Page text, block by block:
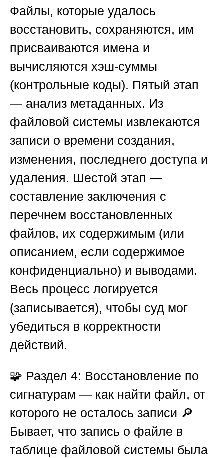
Файлы, которые удалось
восстановить, сохраняются, им
присваиваются имена и
вычисляются хэш-суммы
(контрольные коды). Пятый этап
— анализ метаданных. Из
файловой системы извлекаются
записи о времени создания,
изменения, последнего доступа и
удаления. Шестой этап —
составление заключения с
перечнем восстановленных
файлов, их содержимым (или
описанием, если содержимое
конфиденциально) и выводами.
Весь процесс логируется
(записывается), чтобы суд мог
убедиться в корректности
действий.
🧩 Раздел 4: Восстановление по
сигнатурам — как найти файл, от
которого не осталось записи 🔎
Бывает, что запись о файле в
таблице файловой системы была